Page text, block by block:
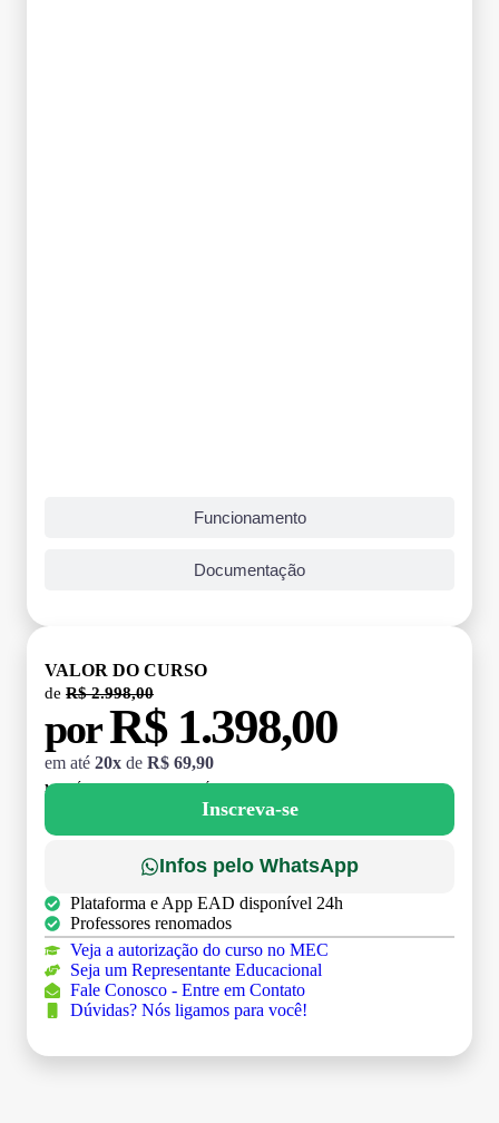
Funcionamento
Documentação
VALOR DO CURSO
de R$ 2.998,00
porR$ 1.398,00
em até 20x de R$ 69,90
MATRÍCULA:
Inscreva-se
Infos pelo WhatsApp
Plataforma e App EAD disponível 24h
Professores renomados
Veja a autorização do curso no MEC
Seja um Representante Educacional
Fale Conosco - Entre em Contato
Dúvidas? Nós ligamos para você!